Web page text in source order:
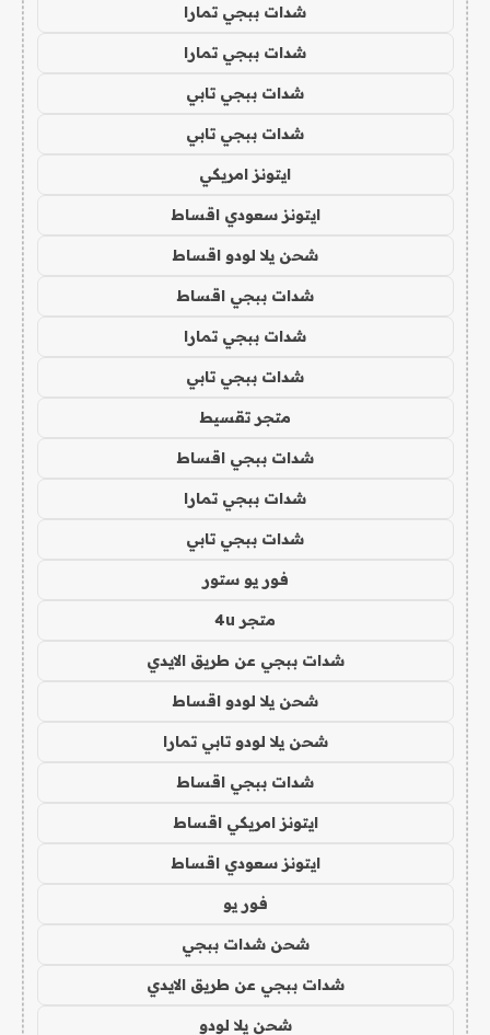
شدات ببجي تمارا
شدات ببجي تمارا
شدات ببجي تابي
شدات ببجي تابي
ايتونز امريكي
ايتونز سعودي اقساط
شحن يلا لودو اقساط
شدات ببجي اقساط
شدات ببجي تمارا
شدات ببجي تابي
متجر تقسيط
شدات ببجي اقساط
شدات ببجي تمارا
شدات ببجي تابي
فور يو ستور
متجر 4u
شدات ببجي عن طريق الايدي
شحن يلا لودو اقساط
شحن يلا لودو تابي تمارا
شدات ببجي اقساط
ايتونز امريكي اقساط
ايتونز سعودي اقساط
فور يو
شحن شدات ببجي
شدات ببجي عن طريق الايدي
شحن يلا لودو